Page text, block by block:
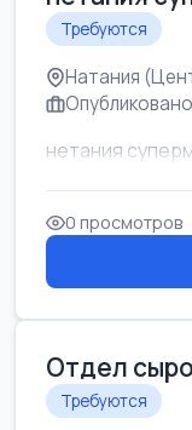
Требуются
Натания
нетания
0 просмотров
Отдел
Требуются